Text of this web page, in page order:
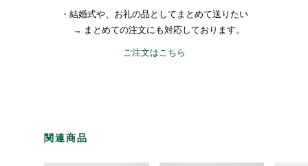
・結婚式や、お礼の品としてまとめて送りたい
→ まとめての注文にも対応しております。
ご注文はこちら
関連商品